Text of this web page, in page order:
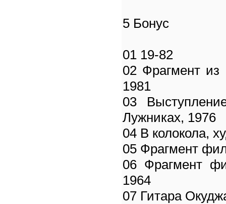
5 Бонус
01 19-82
02 Фрагмент из
1981
03
Лужниках, 1976
04 В колокола,
05 Фрагмент
06 Фрагмент
1964
07 Гитара